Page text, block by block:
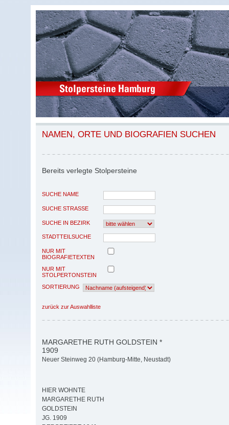
NAMEN, ORTE UND BIOGRAFIEN SUCHEN
Bereits verlegte Stolpersteine
SUCHE NAME
SUCHE STRASSE
SUCHE IN BEZIRK
STADTTEILSUCHE
NUR MIT
BIOGRAFIETEXTEN
NUR MIT
STOLPERTONSTEIN
SORTIERUNG
zurück zur Auswahlliste
MARGARETHE RUTH GOLDSTEIN *
1909
Neuer Steinweg 20 (Hamburg-Mitte, Neustadt)
HIER WOHNTE
MARGARETHE RUTH
GOLDSTEIN
JG. 1909